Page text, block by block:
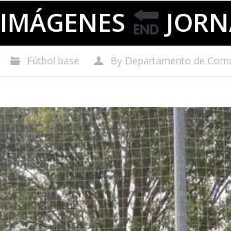
IMÁGENES
Fútbol base By Departamento de